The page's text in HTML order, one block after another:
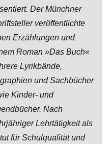
Der Münchner
veröffentlichte
Erzählungen und
Roman »Das Buch«
Lyrikbände,
und Sachbücher
Kinder- und
Nach
Lehrtätigkeit als
für Schulqualität und